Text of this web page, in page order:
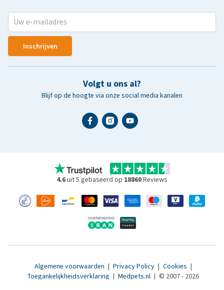
Inschrijven
Volgt u ons al?
Blijf op de hoogte via onze social media kanalen
4.6uit 5 gebaseerd op 18860Reviews
Algemene voorwaarden | Privacy Policy | Cookies |
Toegankelijkheidsverklaring | Medpets.nl | © 2007 - 2026